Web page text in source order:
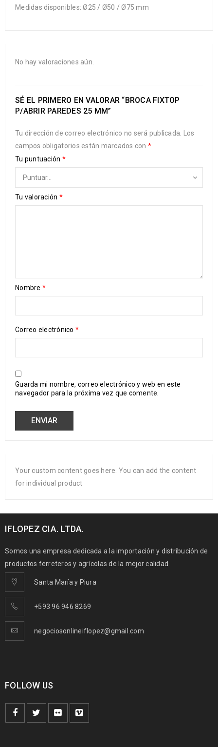
Medidas disponibles: Ø25 / Ø50 / Ø75 mm
No hay valoraciones aún.
SÉ EL PRIMERO EN VALORAR “BROCA FIXTOP
P/ABRIR PAREDES 25 MM”
Tu dirección de correo electrónico no será publicada. Los
campos obligatorios están marcados con *
Tu puntuación *
Tu valoración *
Nombre *
Correo electrónico *
Guarda mi nombre, correo electrónico y web en este
navegador para la próxima vez que comente.
Your custom content goes here. You can add the content
for individual product
IFLOPEZ CIA. LTDA.
Somos una empresa dedicada a la importación y distribución de
productos ferreteros y agrícolas de la mejor calidad.
Santa María y Piura
+593 96 946 8269
negociosonlineiflopez@gmail.com
FOLLOW US